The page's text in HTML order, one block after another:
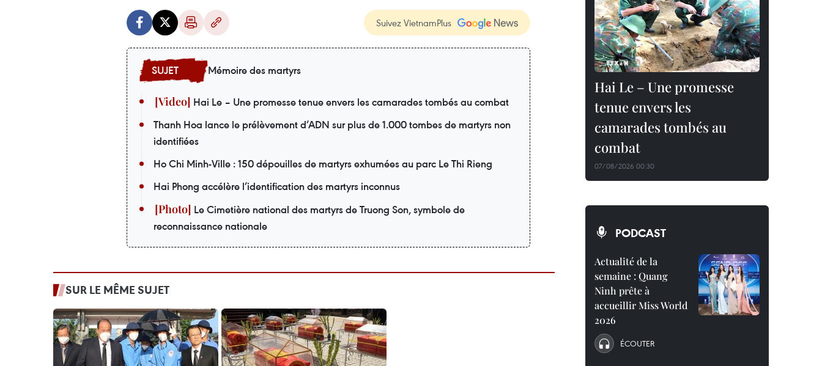
Suivez VietnamPlus
Mémoire des martyrs
Hai Le – Une promesse tenue envers les camarades tombés au combat
Thanh Hoa lance le prélèvement d’ADN sur plus de 1.000 tombes de martyrs non
identifiées
Ho Chi Minh-Ville : 150 dépouilles de martyrs exhumées au parc Le Thi Rieng
Hai Phong accélère l’identification des martyrs inconnus
Le Cimetière national des martyrs de Truong Son, symbole de
reconnaissance nationale
SUR LE MÊME SUJET
Hai Le – Une promesse
tenue envers les
camarades tombés au
combat
07/08/2026 00:30
PODCAST
Actualité de la
semaine : Quang
Ninh prête à
accueillir Miss World
2026
ÉCOUTER